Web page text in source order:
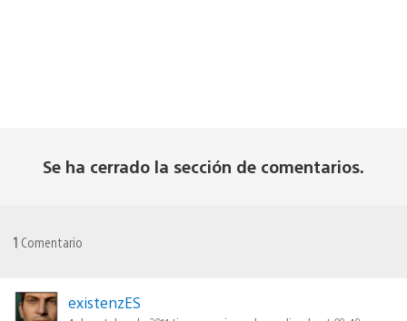
Se ha cerrado la sección de comentarios.
1 Comentario
existenzES